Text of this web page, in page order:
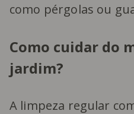
como pérgolas ou
Como cuidar do
jardim?
A limpeza regular